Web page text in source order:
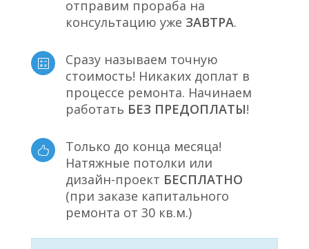
отправим прораба на
консультацию уже ЗАВТРА.
Сразу называем точную
стоимость! Никаких доплат в
процессе ремонта. Начинаем
работать БЕЗ ПРЕДОПЛАТЫ!
Только до конца месяца!
Натяжные потолки или
дизайн-проект БЕСПЛАТНО
(при заказе капитального
ремонта от 30 кв.м.)